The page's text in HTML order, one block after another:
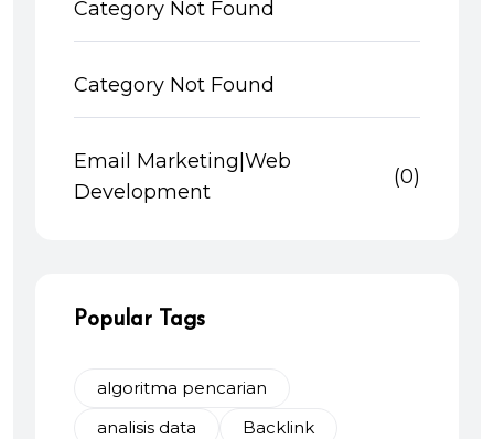
Category Not Found
Category Not Found
Email Marketing|Web
Development
(0)
Popular Tags
algoritma pencarian
analisis data
Backlink